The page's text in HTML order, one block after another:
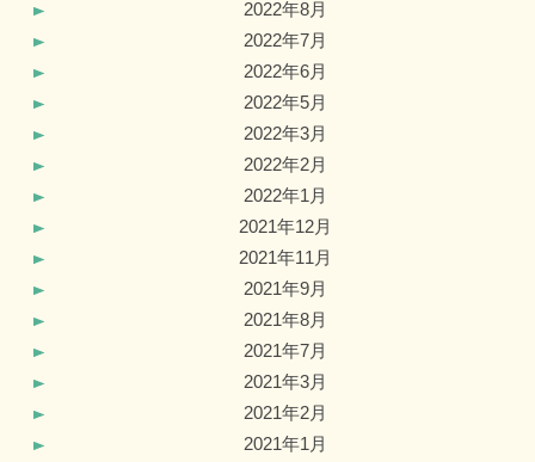
2022年8月
2022年7月
2022年6月
2022年5月
2022年3月
2022年2月
2022年1月
2021年12月
2021年11月
2021年9月
2021年8月
2021年7月
2021年3月
2021年2月
2021年1月